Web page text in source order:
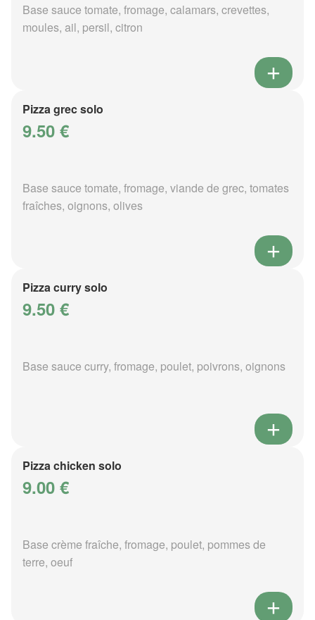
Base sauce tomate, fromage, calamars, crevettes,
moules, ail, persil, citron
Pizza grec solo
9.50 €
Base sauce tomate, fromage, viande de grec, tomates
fraîches, oignons, olives
Pizza curry solo
9.50 €
Base sauce curry, fromage, poulet, poivrons, oignons
Pizza chicken solo
9.00 €
Base crème fraîche, fromage, poulet, pommes de
terre, oeuf